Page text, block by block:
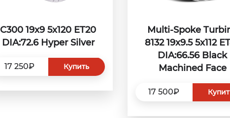
C300 19x9 5x120 ET20
DIA:72.6 Hyper Silver
17 250₽ Купить
Multi-Spoke
8132 19x9.5 5x112
DIA:66.56 Black
Machined Face
17 500₽